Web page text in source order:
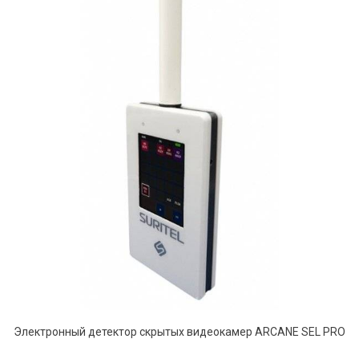
Электронный детектор скрытых видеокамер ARCANE SEL PRO